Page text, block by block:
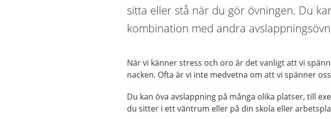
sitta eller stå när du gör övningen. Du
kombination med andra
När vi känner stress och oro är det vanligt att vi
nacken. Ofta är vi inte medvetna om att vi spänner
Du kan öva avslappning på många olika platser, till
du sitter i ett väntrum eller på din skola eller